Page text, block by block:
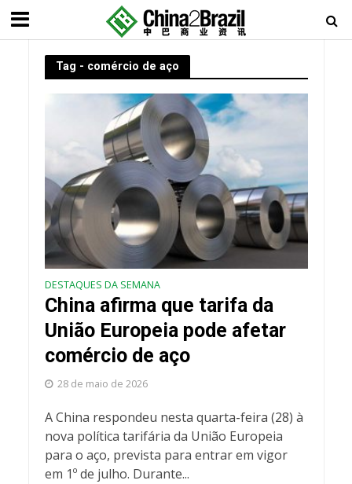
Tag - comércio de aço
DESTAQUES DA SEMANA
China afirma que tarifa da
União Europeia pode afetar
comércio de aço
28 de maio de 2026
A China respondeu nesta quarta-feira (28) à
nova política tarifária da União Europeia
para o aço, prevista para entrar em vigor
em 1º de julho. Durante...